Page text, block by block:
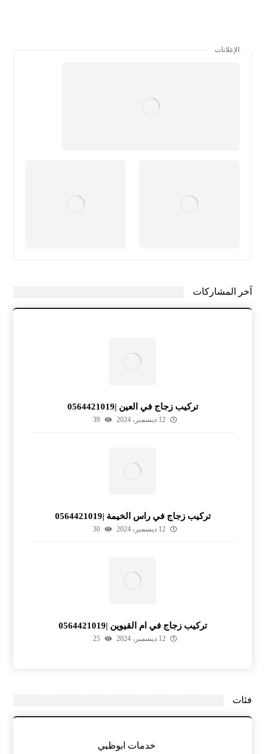
الإعلانات
آخر المشاركات
تركيب زجاج في العين |0564421019
12 ديسمبر، 2024 39
تركيب زجاج في راس الخيمة |0564421019
12 ديسمبر، 2024 30
تركيب زجاج في ام القيوين |0564421019
12 ديسمبر، 2024 25
فئات
خدمات ابوظبي